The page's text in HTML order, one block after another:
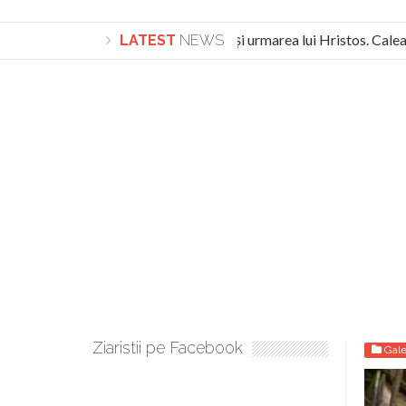
LATEST NEWS
Lepădarea de sine și urmarea lui Hristos. Calea
Turnătorul DIE Lucian Boia înjură din nou
Ziaristii pe Facebook